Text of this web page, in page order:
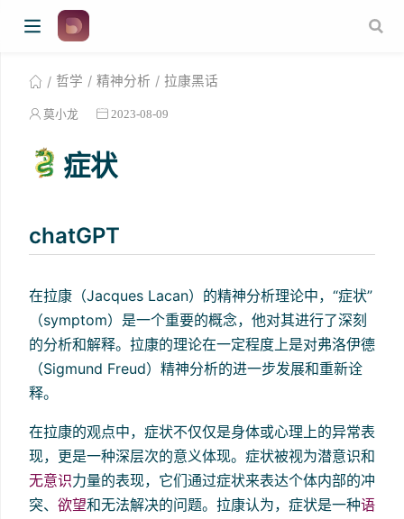
哲学 精神分析 拉康黑话
莫小龙 2023-08-09
症状
chatGPT
在拉康（Jacques Lacan）的精神分析理论中，“症状”
（symptom）是一个重要的概念，他对其进行了深刻
的分析和解释。拉康的理论在一定程度上是对弗洛伊德
（Sigmund Freud）精神分析的进一步发展和重新诠
释。
在拉康的观点中，症状不仅仅是身体或心理上的异常表
现，更是一种深层次的意义体现。症状被视为潜意识和
无意识力量的表现，它们通过症状来表达个体内部的冲
突、 欲望和无法解决的问题。拉康认为，症状是一种语